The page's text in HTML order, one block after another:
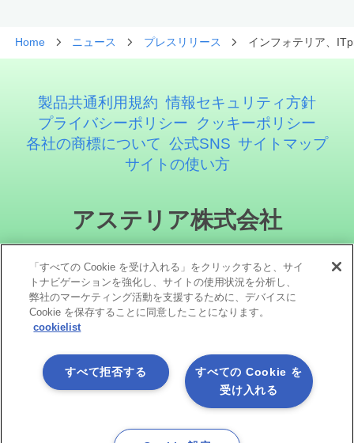
Home ニュース プレスリリース インフォテリア、
製品共通利用規約 情報セキュリティ方針
プライバシーポリシー
クッキーポリシー
各社の商標について 公式SNS サイトマップ
サイトの使い方
アステリア株式会社
ソーシャルメディア
「すべての Cookie を受け入れる」をクリックすると、サイ
トナビゲーションを強化し、サイトの使用状況を分析し、
弊社のマーケティング活動を支援するために、デバイスに
Cookie を保存することに同意したことになります。
cookielist
すべての Cookie を
受け入れる
すべて拒否する